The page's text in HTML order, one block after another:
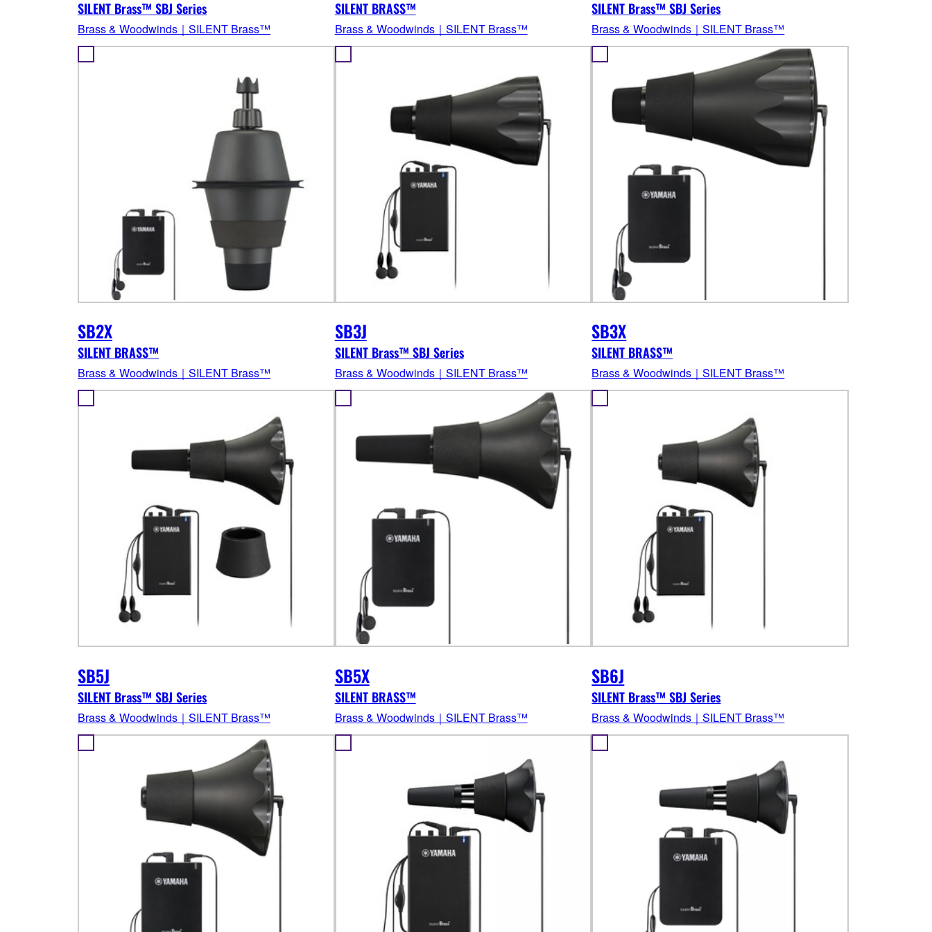
SILENT Brass™ SBJ Series
Brass & Woodwinds｜SILENT Brass™
SILENT BRASS™
Brass & Woodwinds｜SILENT Brass™
SILENT Brass™ SBJ Series
Brass & Woodwinds｜SILENT Brass™
SB2X
SILENT BRASS™
Brass & Woodwinds｜SILENT Brass™
SB3J
SILENT Brass™ SBJ Series
Brass & Woodwinds｜SILENT Brass™
SB3X
SILENT BRASS™
Brass & Woodwinds｜SILENT Brass™
SB5J
SILENT Brass™ SBJ Series
Brass & Woodwinds｜SILENT Brass™
SB5X
SILENT BRASS™
Brass & Woodwinds｜SILENT Brass™
SB6J
SILENT Brass™ SBJ Series
Brass & Woodwinds｜SILENT Brass™